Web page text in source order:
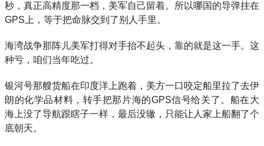
秒，真正高精度那一档，美军自己留着。所以哪国的导弹挂在
GPS上，等于把命脉交到了别人手里。
海湾战争那阵儿美军打得对手抬不起头，靠的就是这一手。这
种亏，咱们当年吃过。
银河号那艘货船在印度洋上跑着，美方一口咬定船里拉了去伊
朗的化学品材料，转手把那片海的GPS信号给关了。船在大
海上没了导航跟瞎子一样，最后没辙，只能让人家上船翻了个
底朝天。